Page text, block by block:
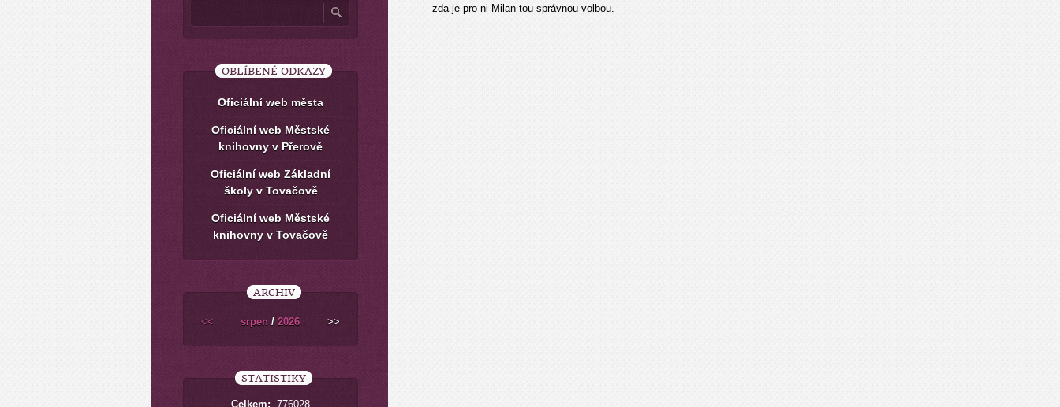
zda je pro ni Milan tou správnou volbou.
OBLÍBENÉ ODKAZY
Oficiální web města
Oficiální web Městské
knihovny v Přerově
Oficiální web Základní
školy v Tovačově
Oficiální web Městské
knihovny v Tovačově
ARCHIV
<< srpen / 2026 >>
STATISTIKY
Celkem: 776028